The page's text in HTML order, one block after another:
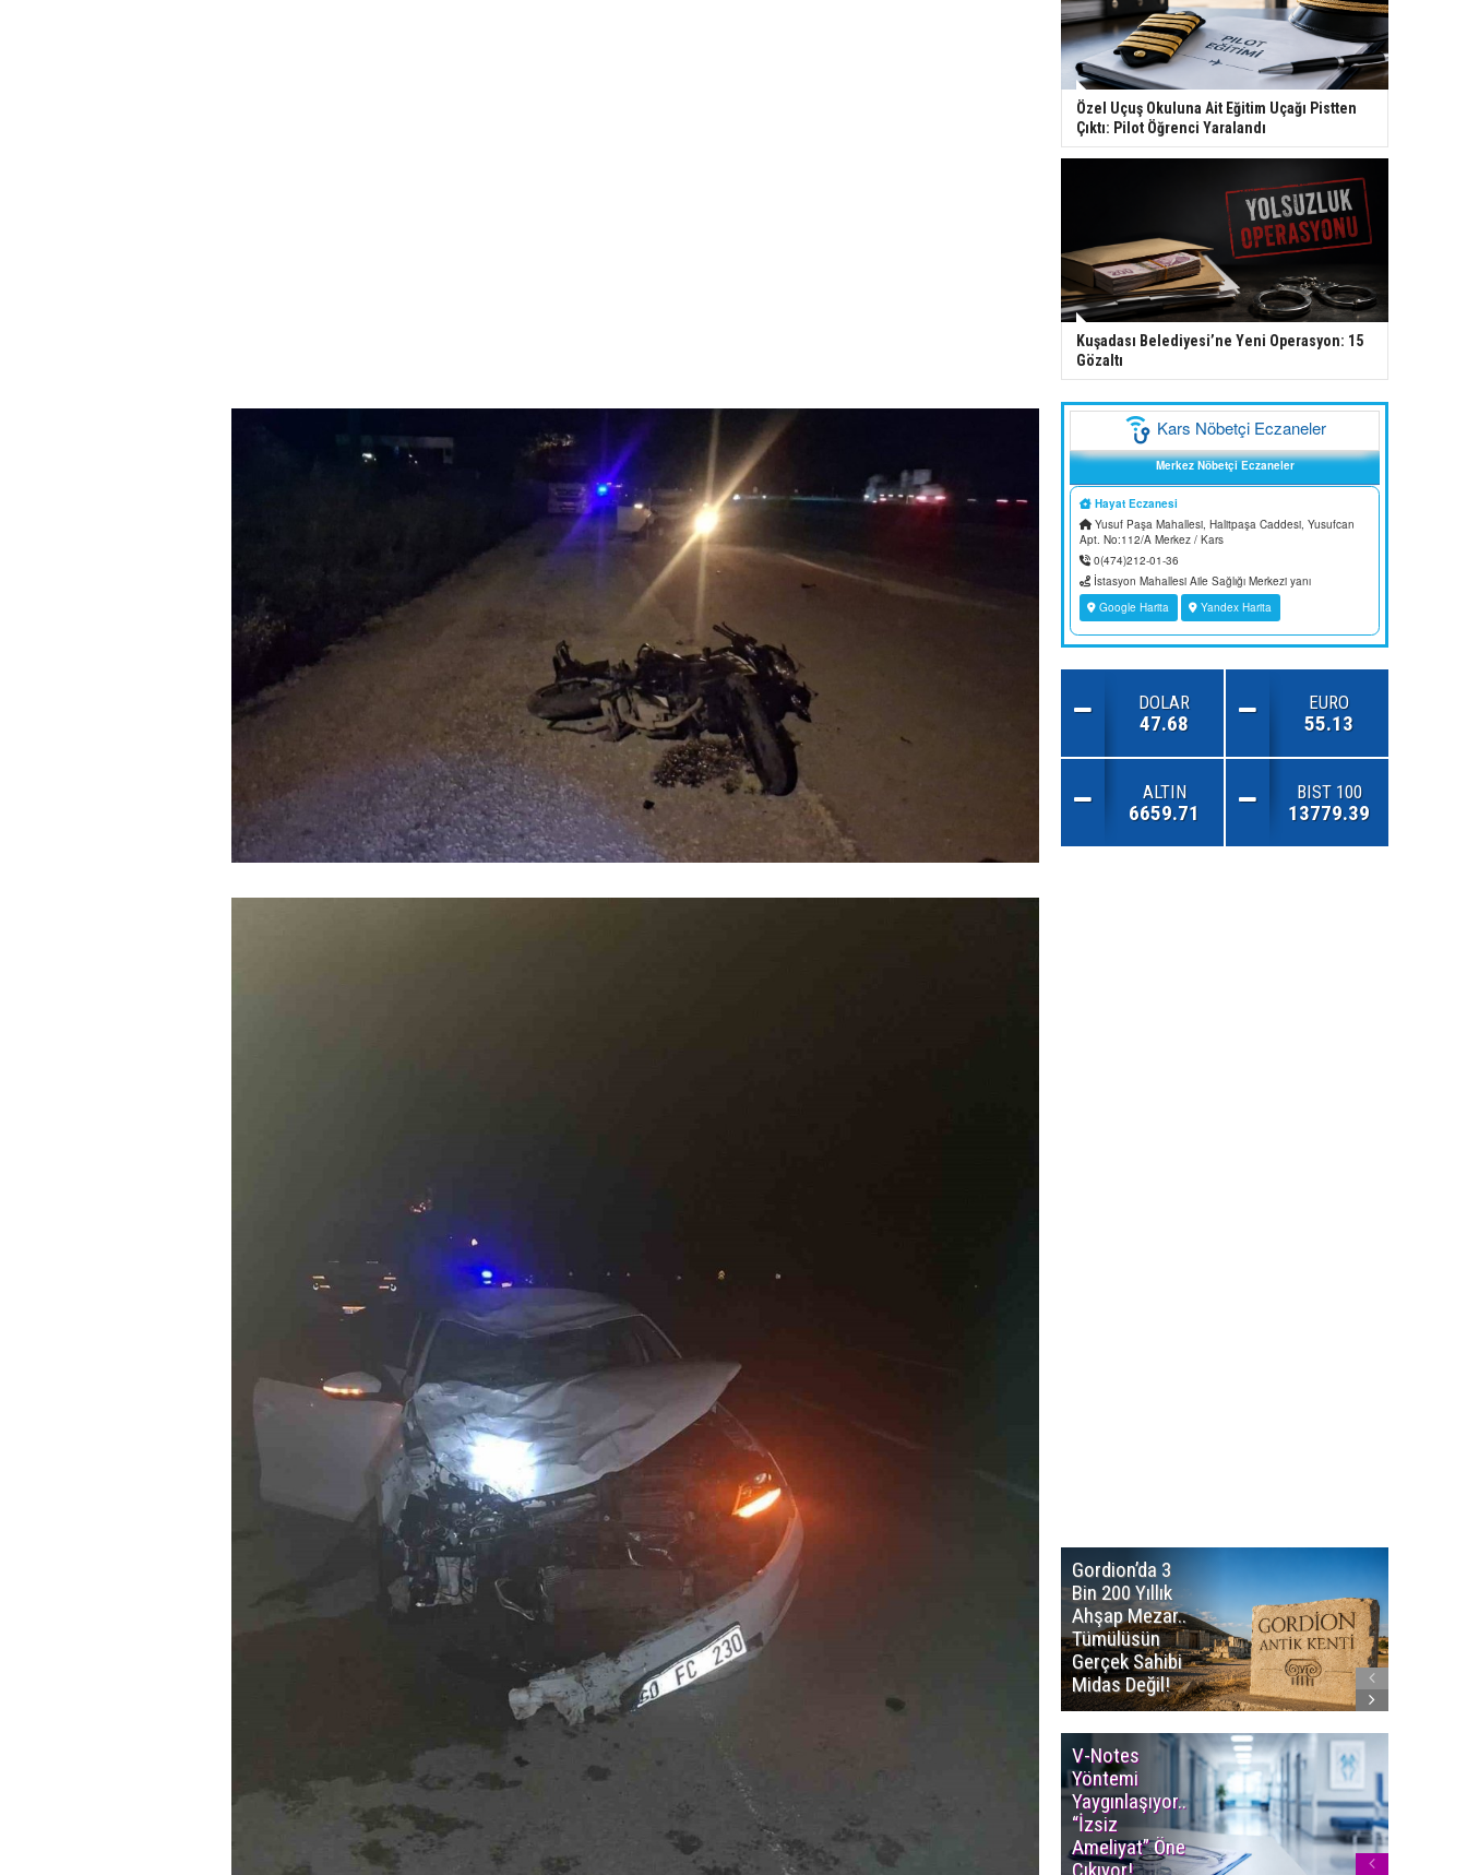
Özel Uçuş Okuluna Ait Eğitim Uçağı Pistten
Çıktı: Pilot Öğrenci Yaralandı
Kuşadası Belediyesi’ne Yeni Operasyon: 15
Gözaltı
DOLAR
47.68
EURO
55.13
ALTIN
6659.71
BIST 100
13779.39
Gordion’da 3
Bin 200 Yıllık
Ahşap Mezar..
Tümülüsün
Gerçek Sahibi
Midas Değil!
V-Notes
Yöntemi
Yaygınlaşıyor..
“İzsiz
Ameliyat” Öne